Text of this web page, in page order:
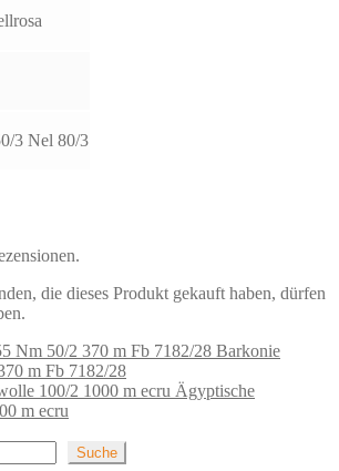
3 Nel 80/3
die dieses Produkt gekauft haben, dürfen
Barkonie
m Fb 7182/28
Ägyptische
m ecru
Suche